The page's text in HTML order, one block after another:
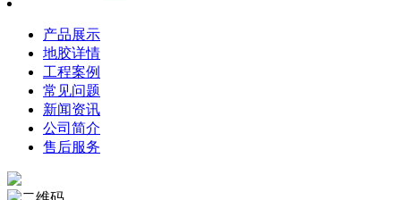
产品展示
地胶详情
工程案例
常见问题
新闻资讯
公司简介
售后服务